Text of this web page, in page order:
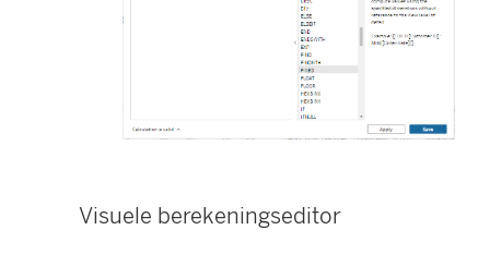
Visuele berekeningseditor